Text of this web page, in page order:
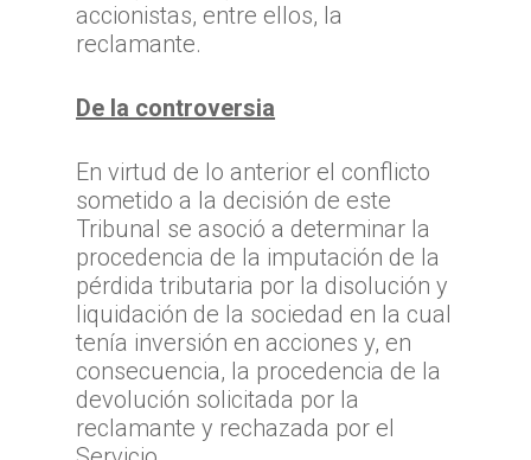
accionistas, entre ellos, la
reclamante.
De la controversia
En virtud de lo anterior el conflicto
sometido a la decisión de este
Tribunal se asoció a determinar la
procedencia de la imputación de la
pérdida tributaria por la disolución y
liquidación de la sociedad en la cual
tenía inversión en acciones y, en
consecuencia, la procedencia de la
devolución solicitada por la
reclamante y rechazada por el